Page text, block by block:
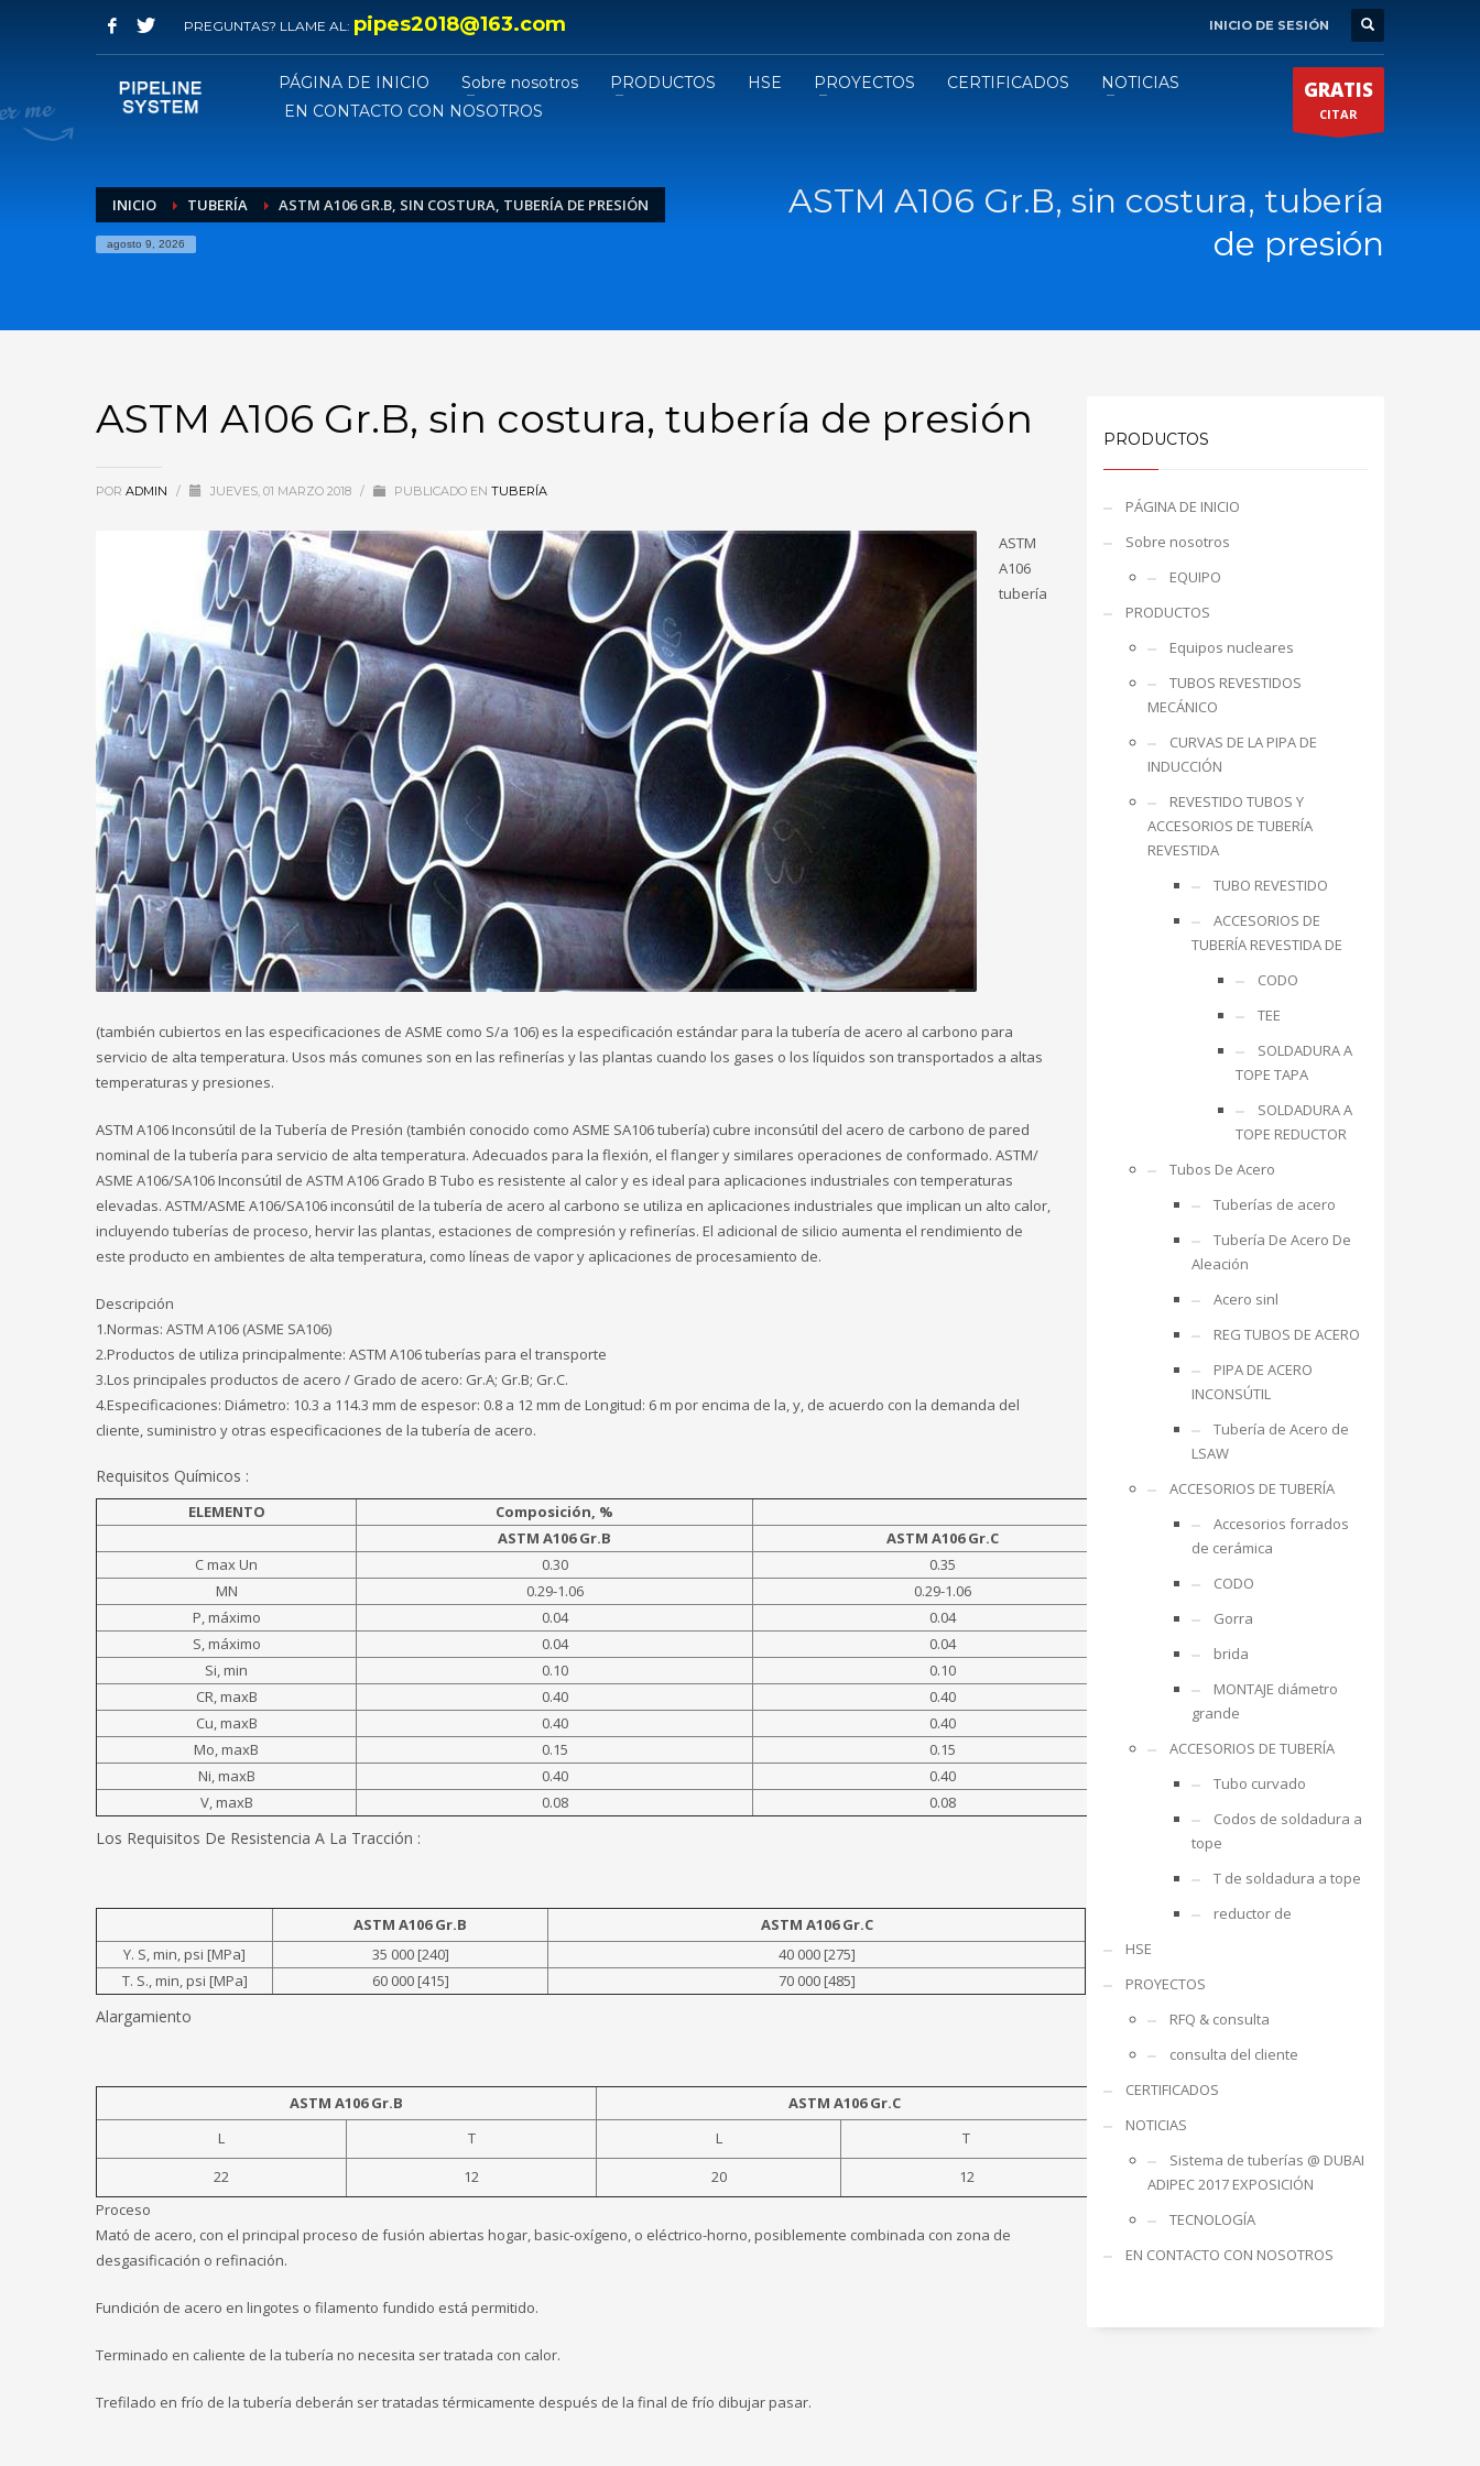
PREGUNTAS? LLAME AL: pipes2018@163.com INICIO DE SESIÓN
PÁGINA DE INICIO Sobre nosotros PRODUCTOS HSE PROYECTOS CERTIFICADOS
NOTICIAS
EN CONTACTO CON NOSOTROS
GRATIS
CITAR
INICIO TUBERÍA ASTM A106 GR.B, SIN COSTURA, TUBERÍA DE PRESIÓN
agosto 9, 2026
ASTM A106 Gr.B, sin costura, tubería
de presión
ASTM A106 Gr.B, sin costura, tubería de presión
POR ADMIN / JUEVES, 01 MARZO 2018 / PUBLICADO EN TUBERÍA
ASTM
A106
tubería
(también cubiertos en las especificaciones de ASME como S/a 106) es la especificación estándar para la tubería de acero al carbono para
servicio de alta temperatura. Usos más comunes son en las refinerías y las plantas cuando los gases o los líquidos son transportados a altas
temperaturas y presiones.
ASTM A106 Inconsútil de la Tubería de Presión (también conocido como ASME SA106 tubería) cubre inconsútil del acero de carbono de pared
nominal de la tubería para servicio de alta temperatura. Adecuados para la flexión, el flanger y similares operaciones de conformado. ASTM/
ASME A106/SA106 Inconsútil de ASTM A106 Grado B Tubo es resistente al calor y es ideal para aplicaciones industriales con temperaturas
elevadas. ASTM/ASME A106/SA106 inconsútil de la tubería de acero al carbono se utiliza en aplicaciones industriales que implican un alto calor,
incluyendo tuberías de proceso, hervir las plantas, estaciones de compresión y refinerías. El adicional de silicio aumenta el rendimiento de
este producto en ambientes de alta temperatura, como líneas de vapor y aplicaciones de procesamiento de.
Descripción
1.Normas: ASTM A106 (ASME SA106)
2.Productos de utiliza principalmente: ASTM A106 tuberías para el transporte
3.Los principales productos de acero / Grado de acero: Gr.A; Gr.B; Gr.C.
4.Especificaciones: Diámetro: 10.3 a 114.3 mm de espesor: 0.8 a 12 mm de Longitud: 6 m por encima de la, y, de acuerdo con la demanda del
cliente, suministro y otras especificaciones de la tubería de acero.
Requisitos Químicos :
ELEMENTO
Composición, %
ASTM A106 Gr.B
ASTM A106 Gr.C
C max Un
0.30
0.35
MN
0.29-1.06
0.29-1.06
P, máximo
0.04
0.04
S, máximo
0.04
0.04
Si, min
0.10
0.10
CR, maxB
0.40
0.40
Cu, maxB
0.40
0.40
Mo, maxB
0.15
0.15
Ni, maxB
0.40
0.40
V, maxB
0.08 0.08
Los Requisitos De Resistencia A La Tracción :
ASTM A106 Gr.B
ASTM A106 Gr.C
Y. S, min, psi [MPa]
35 000 [240]
40 000 [275]
T. S., min, psi [MPa]
60 000 [415] 70 000 [485]
Alargamiento
ASTM A106 Gr.B
ASTM A106 Gr.C
L
T L
T
22
12 20
12
Proceso
Mató de acero, con el principal proceso de fusión abiertas hogar, basic-oxígeno, o eléctrico-horno, posiblemente combinada con zona de
desgasificación o refinación.
Fundición de acero en lingotes o filamento fundido está permitido.
Terminado en caliente de la tubería no necesita ser tratada con calor.
Trefilado en frío de la tubería deberán ser tratadas térmicamente después de la final de frío dibujar pasar.
PRODUCTOS
PÁGINA DE INICIO
Sobre nosotros
EQUIPO
PRODUCTOS
Equipos nucleares
TUBOS REVESTIDOS
MECÁNICO
CURVAS DE LA PIPA DE
INDUCCIÓN
REVESTIDO TUBOS Y
ACCESORIOS DE TUBERÍA
REVESTIDA
TUBO REVESTIDO
ACCESORIOS DE
TUBERÍA REVESTIDA DE
CODO
TEE
SOLDADURA A
TOPE TAPA
SOLDADURA A
TOPE REDUCTOR
Tubos De Acero
Tuberías de acero
Tubería De Acero De
Aleación
Acero sinl
REG TUBOS DE ACERO
PIPA DE ACERO
INCONSÚTIL
Tubería de Acero de
LSAW
ACCESORIOS DE TUBERÍA
Accesorios forrados
de cerámica
CODO
Gorra
brida
MONTAJE diámetro
grande
ACCESORIOS DE TUBERÍA
Tubo curvado
Codos de soldadura a
tope
T de soldadura a tope
reductor de
HSE
PROYECTOS
RFQ & consulta
consulta del cliente
CERTIFICADOS
NOTICIAS
Sistema de tuberías @ DUBAI
ADIPEC 2017 EXPOSICIÓN
TECNOLOGÍA
EN CONTACTO CON NOSOTROS